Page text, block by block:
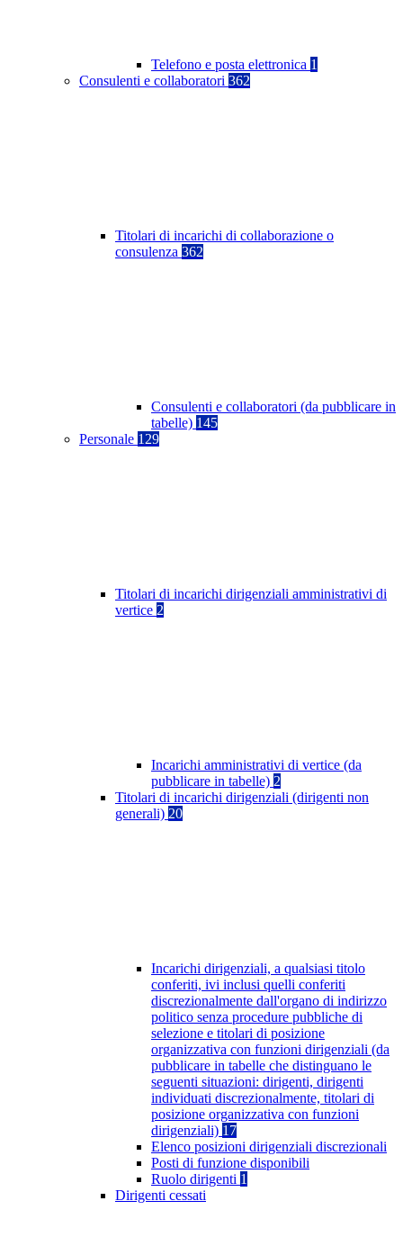
Telefono e posta elettronica 1
Consulenti e collaboratori 362
Titolari di incarichi di collaborazione o
consulenza 362
Consulenti e collaboratori (da pubblicare in
tabelle) 145
Personale 129
Titolari di incarichi dirigenziali amministrativi di
vertice 2
Incarichi amministrativi di vertice (da
pubblicare in tabelle) 2
Titolari di incarichi dirigenziali (dirigenti non
generali) 20
Incarichi dirigenziali, a qualsiasi titolo
conferiti, ivi inclusi quelli conferiti
discrezionalmente dall'organo di indirizzo
politico senza procedure pubbliche di
selezione e titolari di posizione
organizzativa con funzioni dirigenziali (da
pubblicare in tabelle che distinguano le
seguenti situazioni: dirigenti, dirigenti
individuati discrezionalmente, titolari di
posizione organizzativa con funzioni
dirigenziali) 17
Elenco posizioni dirigenziali discrezionali
Posti di funzione disponibili
Ruolo dirigenti 1
Dirigenti cessati